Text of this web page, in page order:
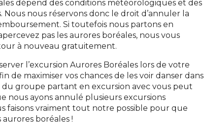
dépend des conditions météorologiques et des
Nous nous réservons donc le droit d’annuler la
Si toutefois nous partons en
pas les aurores boréales, nous vous
à nouveau gratuitement.
l’excursion Aurores Boréales lors de votre
de maximiser vos chances de les voir danser dans
du groupe partant en excursion avec vous peut
nous ayons annulé plusieurs excursions
faisons vraiment tout notre possible pour que
boréales !